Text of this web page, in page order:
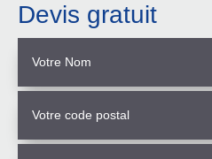
Devis gratuit